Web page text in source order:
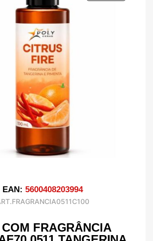
EAN: 5600408203994
FRAGRÂNCIA